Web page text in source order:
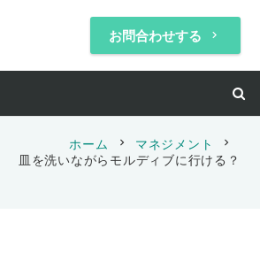
お問合わせする keyboard_arrow_right
ホーム chevron_right マネジメント chevron_right
皿を洗いながらモルディブに行ける？